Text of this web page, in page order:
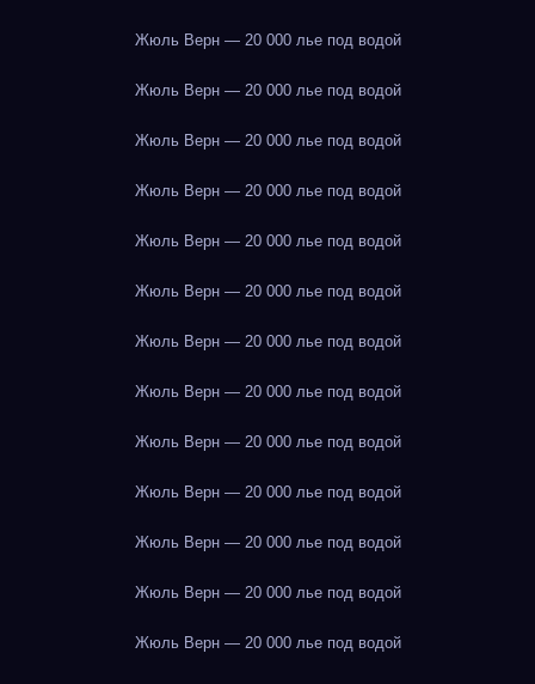
Жюль Верн — 20 000 лье под водой
Жюль Верн — 20 000 лье под водой
Жюль Верн — 20 000 лье под водой
Жюль Верн — 20 000 лье под водой
Жюль Верн — 20 000 лье под водой
Жюль Верн — 20 000 лье под водой
Жюль Верн — 20 000 лье под водой
Жюль Верн — 20 000 лье под водой
Жюль Верн — 20 000 лье под водой
Жюль Верн — 20 000 лье под водой
Жюль Верн — 20 000 лье под водой
Жюль Верн — 20 000 лье под водой
Жюль Верн — 20 000 лье под водой